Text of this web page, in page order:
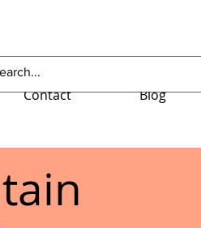
Contact Blog